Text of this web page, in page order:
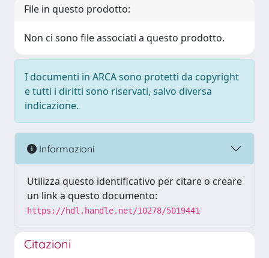
File in questo prodotto:
Non ci sono file associati a questo prodotto.
I documenti in ARCA sono protetti da copyright
e tutti i diritti sono riservati, salvo diversa
indicazione.
Informazioni
Utilizza questo identificativo per citare o creare
un link a questo documento:
https://hdl.handle.net/10278/5019441
Citazioni